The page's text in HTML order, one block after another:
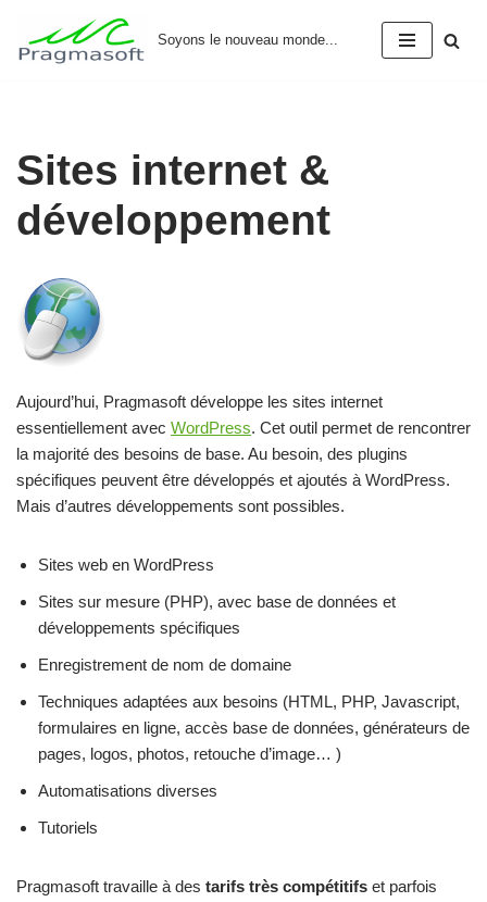
Aller
Soyons le nouveau monde...
Sites internet &
développement
Aujourd’hui, Pragmasoft développe les sites internet
essentiellement avec WordPress. Cet outil permet de rencontrer
la majorité des besoins de base. Au besoin, des plugins
spécifiques peuvent être développés et ajoutés à WordPress.
Mais d’autres développements sont possibles.
Sites web en WordPress
Sites sur mesure (PHP), avec base de données et
développements spécifiques
Enregistrement de nom de domaine
Techniques adaptées aux besoins (HTML, PHP, Javascript,
formulaires en ligne, accès base de données, générateurs de
pages, logos, photos, retouche d’image… )
Automatisations diverses
Tutoriels
Pragmasoft travaille à des tarifs très compétitifs et parfois